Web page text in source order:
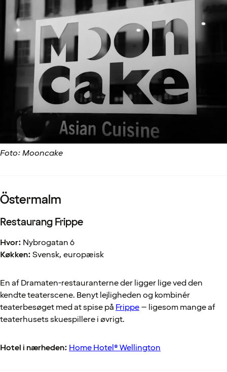
Foto: Mooncake
Östermalm
Restaurang Frippe
Hvor: Nybrogatan 6
Køkken:Svensk, europæisk
En af Dramaten-restauranterne der ligger lige ved den
kendte teaterscene. Benyt lejligheden og kombinér
teaterbesøget med at spise på Frippe– ligesom mange af
teaterhusets skuespillere i øvrigt.
Hotel i nærheden: Home Hotel® Wellington